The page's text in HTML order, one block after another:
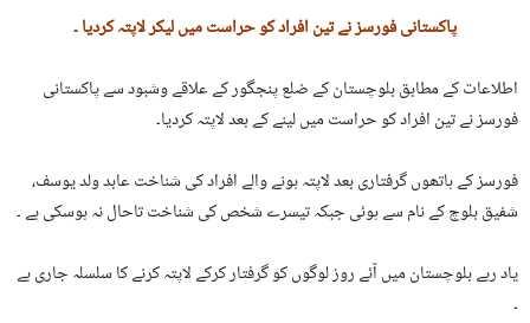
پاکستانی فورسز نے تین افراد کو حراست میں لیکر لاپتہ کردیا ۔
اطلاعات کے مطابق بلوچستان کے ضلع پنجگور کے علاقے وشبود سے پاکستانی
فورسز نے تین افراد کو حراست میں لینے کے بعد لاپتہ کردیا۔
فورسز کے ہاتھوں گرفتاری بعد لاپتہ ہونے والے افراد کی شناخت عابد ولد یوسف،
شفیق بلوچ کے نام سے ہوئی جبکہ تیسرے شخص کی شناخت تاحال نہ ہوسکی ہے ۔
یاد رہے بلوچستان میں آئے روز لوگوں کو گرفتار کرکے لاپتہ کرنے کا سلسلہ جاری ہے
۔